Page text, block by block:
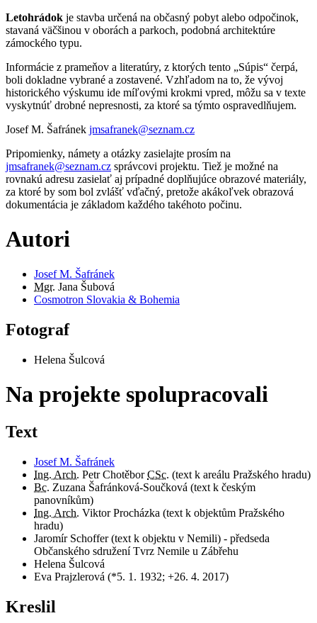
Letohrádok je stavba určená na občasný pobyt alebo odpočinok,
stavaná väčšinou v oborách a parkoch, podobná architektúre
zámockého typu.
Informácie z prameňov a literatúry, z ktorých tento „Súpis“ čerpá,
boli dokladne vybrané a zostavené. Vzhľadom na to, že vývoj
historického výskumu ide míľovými krokmi vpred, môžu sa v texte
vyskytnúť drobné nepresnosti, za ktoré sa týmto ospravedlňujem.
Josef M. Šafránek jmsafranek@seznam.cz
Pripomienky, námety a otázky zasielajte prosím na
jmsafranek@seznam.cz správcovi projektu. Tiež je možné na
rovnakú adresu zasielať aj prípadné doplňujúce obrazové materiály,
za ktoré by som bol zvlášť vďačný, pretože akákoľvek obrazová
dokumentácia je základom každého takéhoto počinu.
Autori
Josef M. Šafránek
Mgr. Jana Šubová
Cosmotron Slovakia & Bohemia
Fotograf
Helena Šulcová
Na projekte spolupracovali
Text
Josef M. Šafránek
Ing. Arch. Petr ChotěborCSc. (text k areálu Pražského hradu)
Bc. Zuzana Šafránková-Součková (text k českým
panovníkům)
Ing. Arch. Viktor Procházka (text k objektům Pražského
hradu)
Jaromír Schoffer (text k objektu v Nemili) - předseda
Občanského sdružení Tvrz Nemile u Zábřehu
Helena Šulcová
Eva Prajzlerová (*5. 1. 1932; +26. 4. 2017)
Kreslil